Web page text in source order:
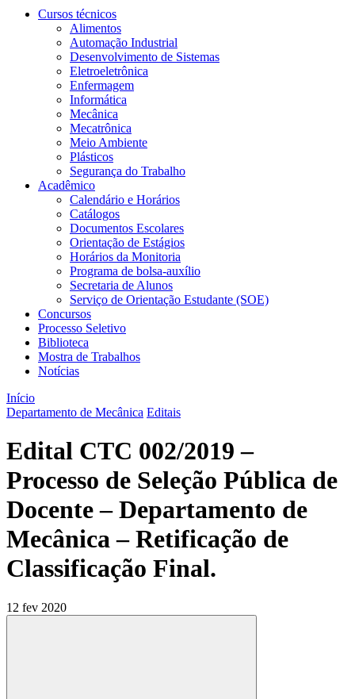
Cursos técnicos
Alimentos
Automação Industrial
Desenvolvimento de Sistemas
Eletroeletrônica
Enfermagem
Informática
Mecânica
Mecatrônica
Meio Ambiente
Plásticos
Segurança do Trabalho
Acadêmico
Calendário e Horários
Catálogos
Documentos Escolares
Orientação de Estágios
Horários da Monitoria
Programa de bolsa-auxílio
Secretaria de Alunos
Serviço de Orientação Estudante (SOE)
Concursos
Processo Seletivo
Biblioteca
Mostra de Trabalhos
Notícias
Início
Departamento de Mecânica Editais
Edital CTC 002/2019 –
Processo de Seleção Pública de
Docente – Departamento de
Mecânica – Retificação de
Classificação Final.
12 fev 2020